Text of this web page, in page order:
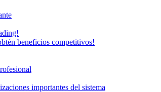
beneficios competitivos!
importantes del sistema